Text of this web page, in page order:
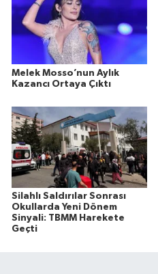
Melek Mosso’nun Aylık
Kazancı Ortaya Çıktı
Silahlı Saldırılar Sonrası
Okullarda Yeni Dönem
Sinyali: TBMM Harekete
Geçti